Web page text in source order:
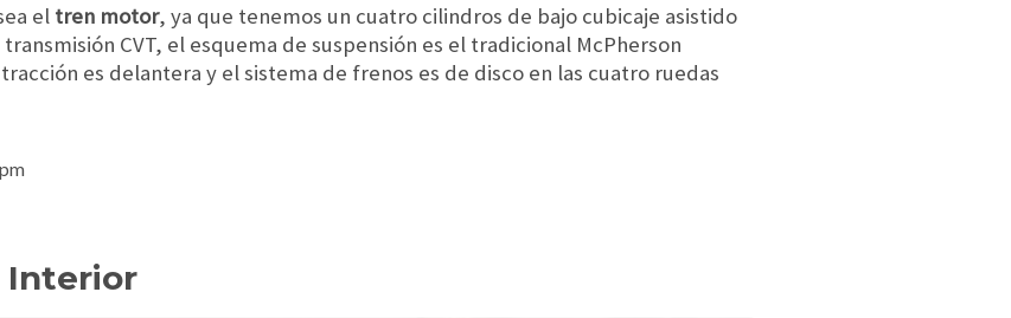
el tren motor, ya que tenemos un cuatro cilindros de bajo cubicaje asistido
CVT, el esquema de suspensión es el tradicional McPherson
es delantera y el sistema de frenos es de disco en las cuatro ruedas
Interior